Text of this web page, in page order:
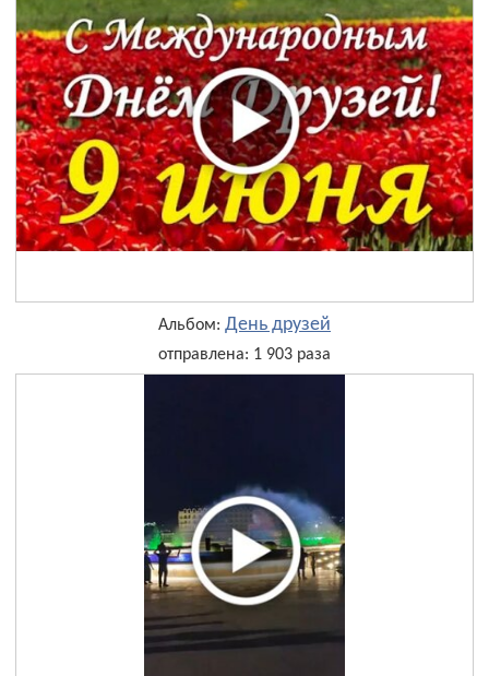
Альбом: День друзей
отправлена: 1 903 раза